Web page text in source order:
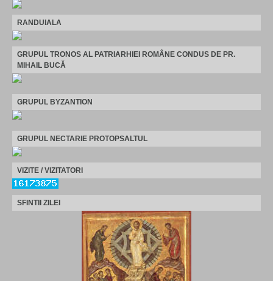
RANDUIALA
GRUPUL TRONOS AL PATRIARHIEI ROMÂNE CONDUS DE PR.
MIHAIL BUCĂ
GRUPUL BYZANTION
GRUPUL NECTARIE PROTOPSALTUL
VIZITE / VIZITATORI
SFINTII ZILEI